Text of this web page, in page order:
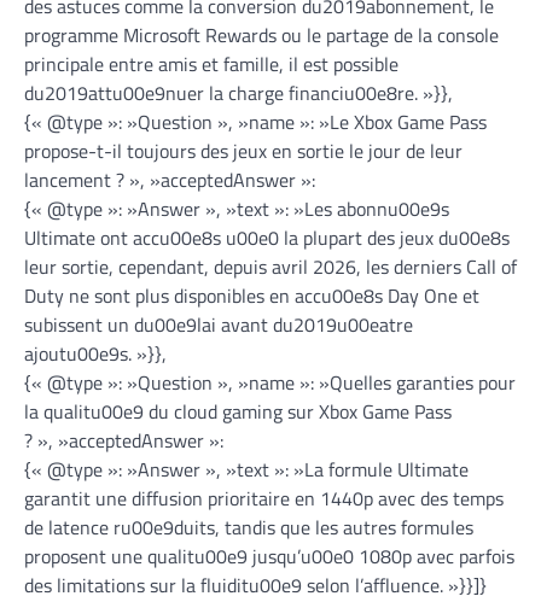
des astuces comme la conversion du2019abonnement, le
programme Microsoft Rewards ou le partage de la console
principale entre amis et famille, il est possible
du2019attu00e9nuer la charge financiu00e8re. »}},
{« @type »: »Question », »name »: »Le Xbox Game Pass
propose-t-il toujours des jeux en sortie le jour de leur
lancement ? », »acceptedAnswer »:
{« @type »: »Answer », »text »: »Les abonnu00e9s
Ultimate ont accu00e8s u00e0 la plupart des jeux du00e8s
leur sortie, cependant, depuis avril 2026, les derniers Call of
Duty ne sont plus disponibles en accu00e8s Day One et
subissent un du00e9lai avant du2019u00eatre
ajoutu00e9s. »}},
{« @type »: »Question », »name »: »Quelles garanties pour
la qualitu00e9 du cloud gaming sur Xbox Game Pass
? », »acceptedAnswer »:
{« @type »: »Answer », »text »: »La formule Ultimate
garantit une diffusion prioritaire en 1440p avec des temps
de latence ru00e9duits, tandis que les autres formules
proposent une qualitu00e9 jusqu’u00e0 1080p avec parfois
des limitations sur la fluiditu00e9 selon l’affluence. »}}]}